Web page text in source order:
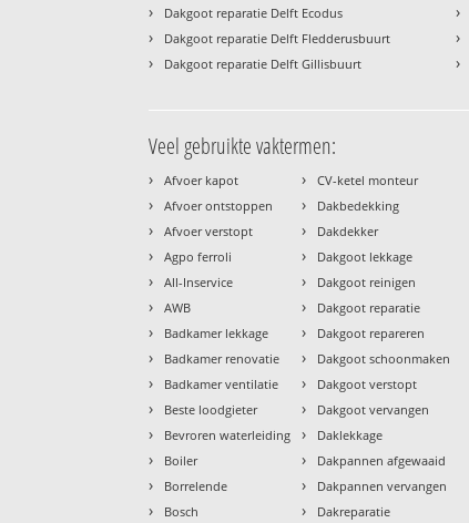
› Dakgoot reparatie Delft Ecodus
› Dakgoot reparatie Delft Fledderusbuurt
› Dakgoot reparatie Delft Gillisbuurt
›
›
›
Veel gebruikte vaktermen:
› Afvoer kapot
› Afvoer ontstoppen
› Afvoer verstopt
› Agpo ferroli
› All-Inservice
› AWB
› Badkamer lekkage
› Badkamer renovatie
› Badkamer ventilatie
› Beste loodgieter
› Bevroren waterleiding
› Boiler
› Borrelende
› Bosch
› CV-ketel monteur
› Dakbedekking
› Dakdekker
› Dakgoot lekkage
› Dakgoot reinigen
› Dakgoot reparatie
› Dakgoot repareren
› Dakgoot schoonmaken
› Dakgoot verstopt
› Dakgoot vervangen
› Daklekkage
› Dakpannen afgewaaid
› Dakpannen vervangen
› Dakreparatie